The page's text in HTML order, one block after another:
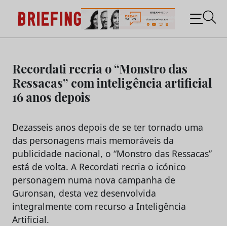
content
Briefing: Todas as notícias sobre os negócios do
Marketing e da Publicidade
Recordati recria o “Monstro das
Ressacas” com inteligência artificial
16 anos depois
Dezasseis anos depois de se ter tornado uma
das personagens mais memoráveis da
publicidade nacional, o “Monstro das Ressacas”
está de volta. A Recordati recria o icónico
personagem numa nova campanha de
Guronsan, desta vez desenvolvida
integralmente com recurso a Inteligência
Artificial.